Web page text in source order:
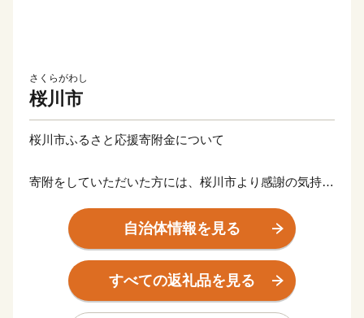
さくらがわし
桜川市
桜川市ふるさと応援寄附金について
寄附をしていただいた方には、桜川市より感謝の気持ち
※寄附金額によって選択していただける内容が異なりま
すので、下記をご確認ください。
※特典のお届けには1～2ヶ月程度かかることがありま
自治体情報を見る
すべての返礼品を見る